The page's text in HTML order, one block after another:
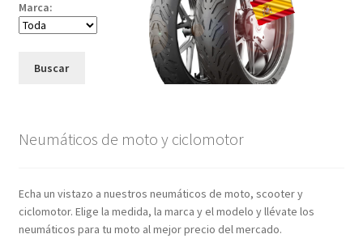
Marca:
Buscar
Neumáticos de moto y ciclomotor
Echa un vistazo a nuestros neumáticos de moto, scooter y
ciclomotor. Elige la medida, la marca y el modelo y llévate los
neumáticos para tu moto al mejor precio del mercado.